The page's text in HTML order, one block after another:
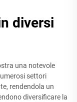
diversi
una notevole
settori
rendendola un
diversificare la